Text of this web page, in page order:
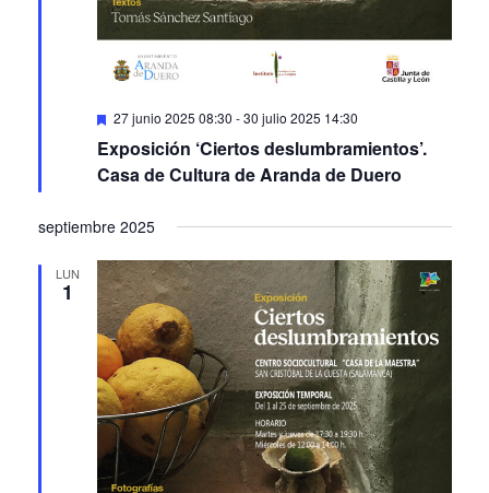
Featured
27 junio 2025 08:30 -30 julio 2025 14:30
Exposición ‘Ciertos deslumbramientos’.
Casa de Cultura de Aranda de Duero
septiembre 2025
LUN
1